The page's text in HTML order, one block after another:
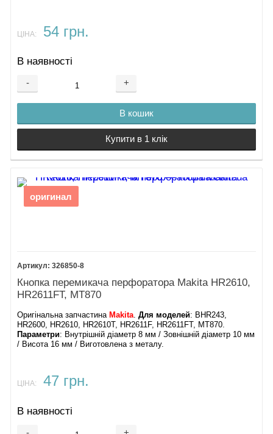
ЦІНА: 54 грн.
В наявності
- +
В кошик
Купити в 1 клік
оригинал
326850-8
Кнопка перемикача перфоратора Makita HR2610,
HR2611FT, MT870
Оригінальна запчастина Makita.Для моделей: BHR243,
HR2600, HR2610, HR2610T, HR2611F, HR2611FT, MT870​.
Параметри: Внутрішній діаметр 8 мм / Зовнішній діаметр 10 мм
/ Висота 16 мм / Виготовлена ​​з металу.
ЦІНА: 47 грн.
В наявності